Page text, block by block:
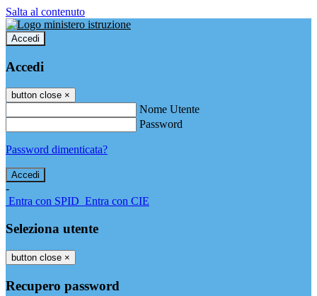
Salta al contenuto
Accedi
Accedi
button close ×
Nome Utente
Password
Password dimenticata?
-
Entra con SPID Entra con CIE
Seleziona utente
button close ×
Recupero password